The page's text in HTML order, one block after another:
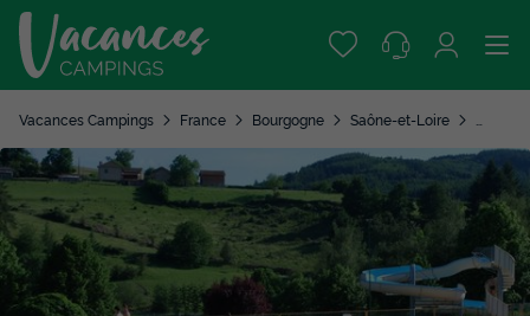
Vacances Campings France Bourgogne Saône-et-Loire